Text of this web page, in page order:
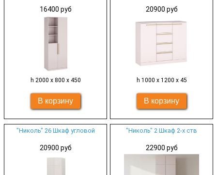
16400 руб
h 2000 х 800 х 450
20900 руб
h 1000 х 1200 х 45
"Николь" 26 Шкаф угловой
20900 руб
"Николь" 2 Шкаф 2-х ств
22900 руб